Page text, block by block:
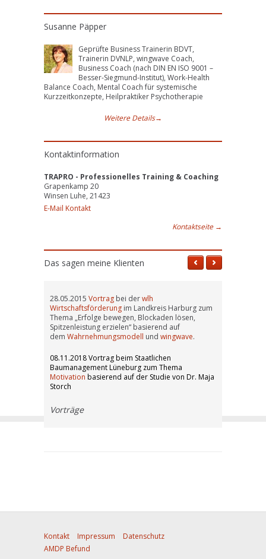
Susanne Päpper
Geprüfte Business Trainerin BDVT,
Trainerin DVNLP, wingwave Coach,
Business Coach (nach DIN EN ISO 9001 –
Besser-Siegmund-Institut), Work-Health
Balance Coach, Mental Coach für systemische
Kurzzeitkonzepte, Heilpraktiker Psychotherapie
Weitere Details→
Kontaktinformation
TRAPRO - Professionelles Training & Coaching
Grapenkamp 20
Winsen Luhe, 21423
E-Mail Kontakt
Kontaktseite →
Das sagen meine Klienten
28.05.2015 Vortrag bei derwlh
Wirtschaftsförderung im Landkreis Harburg zum
Thema „Erfolge bewegen, Blockaden lösen,
Spitzenleistung erzielen“ basierend auf
dem Wahrnehmungsmodell und wingwave.
08.11.2018 Vortrag beim Staatlichen
Baumanagement Lüneburg zum Thema
Motivation basierend auf der Studie von Dr. Maja
Storch
Vorträge
Kontakt Impressum
Datenschutz
AMDP Befund